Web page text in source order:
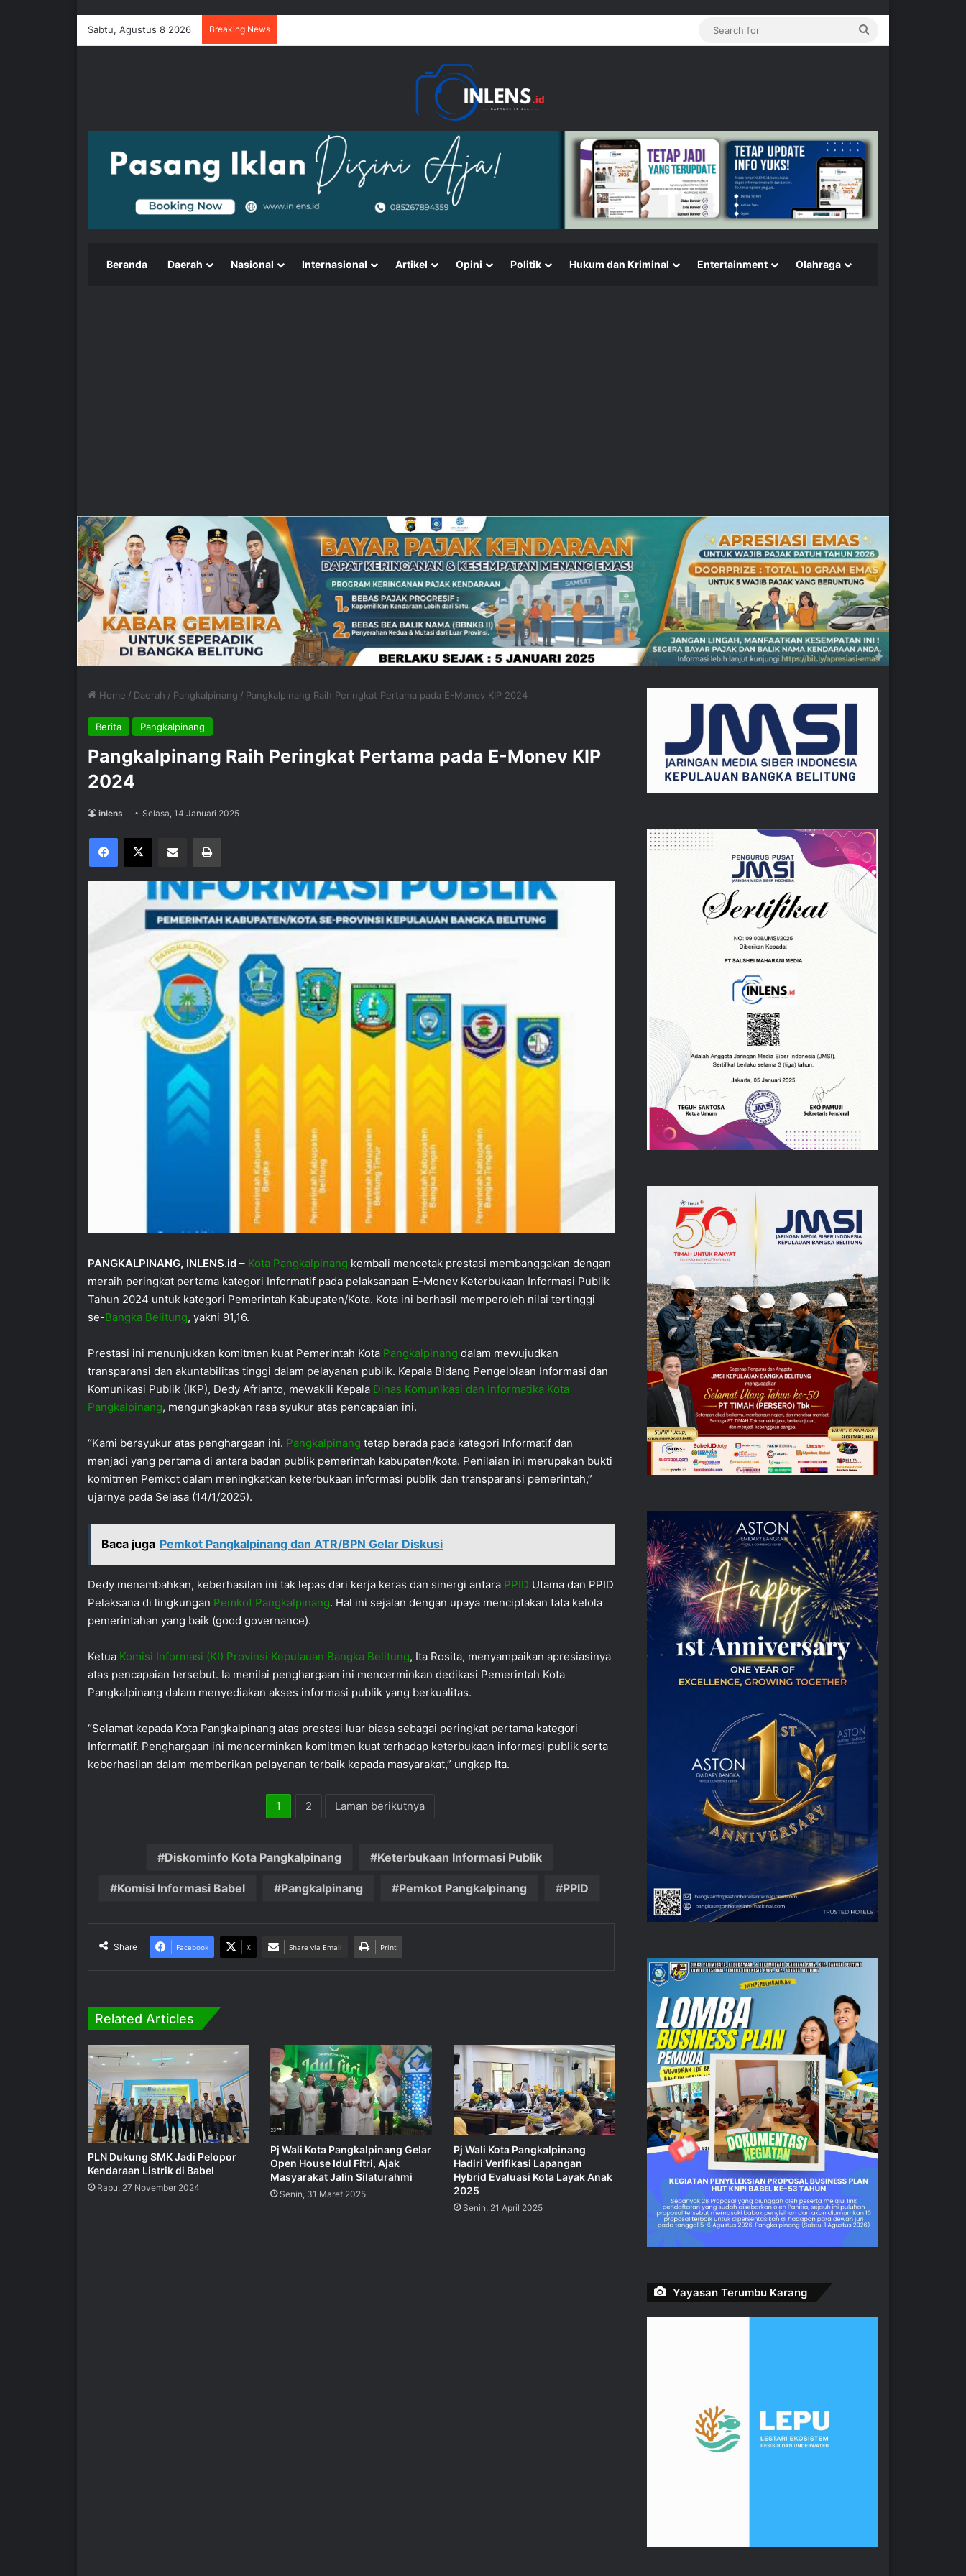
Sabtu, Agustus 8 2026 Breaking News
Beranda Daerah Nasional Internasional Artikel Opini Politik Hukum dan Kriminal Entertainment Olahraga
Home / Daerah / Pangkalpinang / Pangkalpinang Raih Peringkat Pertama pada E-Monev KIP 2024
Berita Pangkalpinang
Pangkalpinang Raih Peringkat Pertama pada E-Monev KIP
2024
inlens Selasa, 14 Januari 2025
Facebook
X Share via Email Print
PANGKALPINANG, INLENS.id – Kota Pangkalpinang kembali mencetak prestasi membanggakan dengan
meraih peringkat pertama kategori Informatif pada pelaksanaan E-Monev Keterbukaan Informasi Publik
Tahun 2024 untuk kategori Pemerintah Kabupaten/Kota. Kota ini berhasil memperoleh nilai tertinggi
se-Bangka Belitung, yakni 91,16.
Prestasi ini menunjukkan komitmen kuat Pemerintah Kota Pangkalpinang dalam mewujudkan
transparansi dan akuntabilitas tinggi dalam pelayanan publik. Kepala Bidang Pengelolaan Informasi dan
Komunikasi Publik (IKP), Dedy Afrianto, mewakili Kepala Dinas Komunikasi dan Informatika Kota
Pangkalpinang, mengungkapkan rasa syukur atas pencapaian ini.
“Kami bersyukur atas penghargaan ini. Pangkalpinang tetap berada pada kategori Informatif dan
menjadi yang pertama di antara badan publik pemerintah kabupaten/kota. Penilaian ini merupakan bukti
komitmen Pemkot dalam meningkatkan keterbukaan informasi publik dan transparansi pemerintah,”
ujarnya pada Selasa (14/1/2025).
Baca juga Pemkot Pangkalpinang dan ATR/BPN Gelar Diskusi
Dedy menambahkan, keberhasilan ini tak lepas dari kerja keras dan sinergi antara PPID Utama dan PPID
Pelaksana di lingkungan Pemkot Pangkalpinang. Hal ini sejalan dengan upaya menciptakan tata kelola
pemerintahan yang baik (good governance).
Ketua Komisi Informasi (KI) Provinsi Kepulauan Bangka Belitung, Ita Rosita, menyampaikan apresiasinya
atas pencapaian tersebut. Ia menilai penghargaan ini mencerminkan dedikasi Pemerintah Kota
Pangkalpinang dalam menyediakan akses informasi publik yang berkualitas.
“Selamat kepada Kota Pangkalpinang atas prestasi luar biasa sebagai peringkat pertama kategori
Informatif. Penghargaan ini mencerminkan komitmen kuat terhadap keterbukaan informasi publik serta
keberhasilan dalam memberikan pelayanan terbaik kepada masyarakat,” ungkap Ita.
1 2 Laman berikutnya
Diskominfo Kota Pangkalpinang Keterbukaan Informasi Publik
Komisi Informasi Babel Pangkalpinang Pemkot Pangkalpinang PPID
Share Facebook X Share via Email Print
Related Articles
PLN Dukung SMK Jadi Pelopor
Kendaraan Listrik di Babel
Rabu, 27 November 2024
Pj Wali Kota Pangkalpinang Gelar
Open House Idul Fitri, Ajak
Masyarakat Jalin Silaturahmi
Senin, 31 Maret 2025
Pj Wali Kota Pangkalpinang
Hadiri Verifikasi Lapangan
Hybrid Evaluasi Kota Layak Anak
2025
Senin, 21 April 2025
Yayasan Terumbu Karang